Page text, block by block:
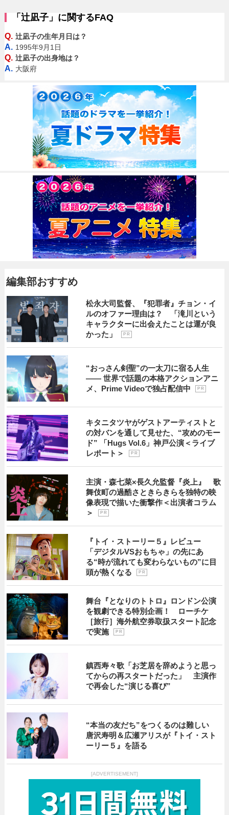
「辻凪子」に関するFAQ
Q. 辻凪子の生年月日は？
A. 1995年9月1日
Q. 辻凪子の出身地は？
A. 大阪府
編集部おすすめ
松永大司監督、『犯罪者』チョン・イ
ルのオファー理由は？ 「滝川という
キャラクターに出会えたことは運が良
かった」
P R
“おっさん剣聖”の一太刀に宿る人生
―― 世界で話題の本格アクションアニ
メ、Prime Videoで独占配信中
P R
キタニタツヤがゲストアーティストと
の対バンを通して見せた、“攻めのモー
ド” 「Hugs Vol.6」神戸公演＜ライブ
レポート＞
P R
主演・森七菜×長久允監督『炎上』 歌
舞伎町の過酷さときらきらを独特の映
像表現で描いた衝撃作＜出演者コラム
＞
P R
『トイ・ストーリー５』レビュー
「デジタルVSおもちゃ」の先にあ
る“時が流れても変わらないもの”に目
頭が熱くなる
P R
舞台『となりのトトロ』ロンドン公演
を観劇できる特別企画！ ローチケ
［旅行］海外航空券取扱スタート記念
で実施
P R
鎮西寿々歌「お芝居を辞めようと思っ
てからの再スタートだった」 主演作
で再会した“演じる喜び”
“本当の友だち”をつくるのは難しい
唐沢寿明＆広瀬アリスが『トイ・スト
ーリー５』を語る
[ADVERTISEMENT]